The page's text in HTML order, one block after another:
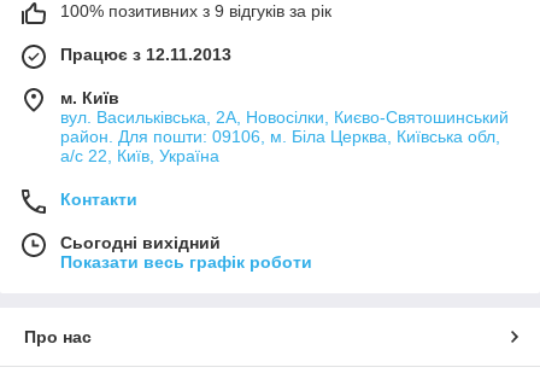
100% позитивних з 9 відгуків за рік
Працює з 12.11.2013
м. Київ
вул. Васильківська, 2А, Новосілки, Києво-Святошинський
район. Для пошти: 09106, м. Біла Церква, Київська обл,
а/с 22, Київ, Україна
Контакти
Сьогодні вихідний
Показати весь графік роботи
Про нас